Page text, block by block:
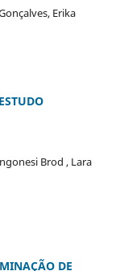
Erika
Brod , Lara
DE